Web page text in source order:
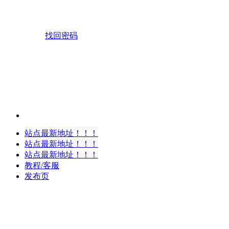
找回密码
站点最新地址！！！
站点最新地址！！！
站点最新地址！！！
教程/客服
发布页